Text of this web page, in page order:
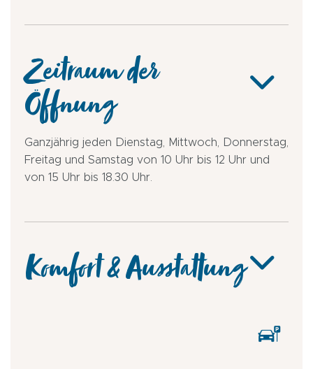
Zeitraum der
Öffnung
Ganzjährig jeden Dienstag, Mittwoch, Donnerstag,
Freitag und Samstag von 10 Uhr bis 12 Uhr und
von 15 Uhr bis 18.30 Uhr.
Komfort & Ausstattung